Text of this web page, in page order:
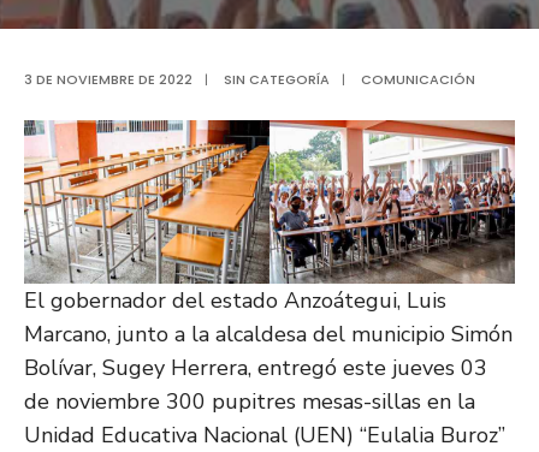
3 DE NOVIEMBRE DE 2022 | SIN CATEGORÍA | COMUNICACIÓN
El gobernador del estado Anzoátegui, Luis
Marcano, junto a la alcaldesa del municipio Simón
Bolívar, Sugey Herrera, entregó este jueves 03
de noviembre 300 pupitres mesas-sillas en la
Unidad Educativa Nacional (UEN) “Eulalia Buroz”